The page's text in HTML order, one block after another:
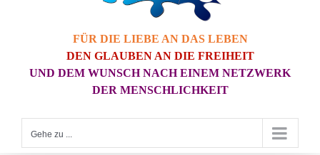
FÜR DIE LIEBE AN DAS LEBEN
DEN GLAUBEN AN DIE FREIHEIT
UND DEM WUNSCH NACH EINEM NETZWERK
DER MENSCHLICHKEIT
Gehe zu ...